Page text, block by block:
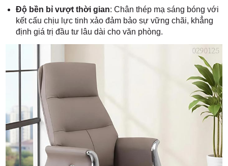
Độ bền bỉ vượt thời gian: Chân thép mạ sáng bóng với
kết cấu chịu lực tinh xảo đảm bảo sự vững chãi, khẳng
định giá trị đầu tư lâu dài cho văn phòng.